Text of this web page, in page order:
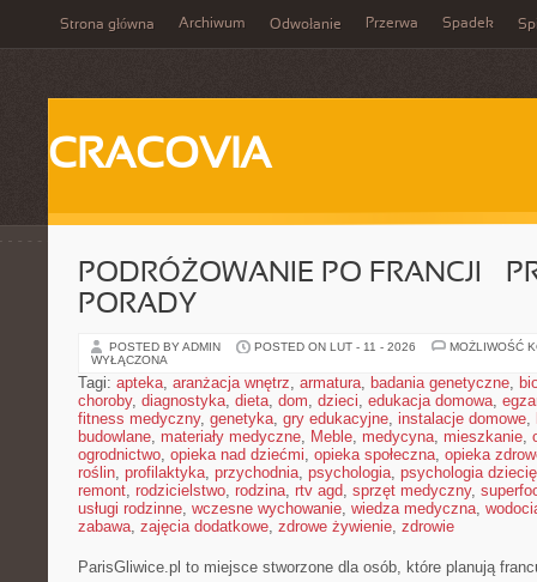
Strona główna Archiwum Odwołanie Przerwa Spadek
CRACOVIA
PODRÓŻOWANIE PO FRANCJI –
PORADY
POSTED BY ADMIN POSTED ON LUT - 11 - 2026
MOŻLIWOŚĆ
WYŁĄCZONA
Tagi: apteka, aranżacja wnętrz, armatura, badania genetyczne,
choroby, diagnostyka, dieta, dom, dzieci, edukacja domowa,
fitness medyczny, genetyka, gry edukacyjne, instalacje domowe,
budowlane, materiały medyczne, Meble, medycyna, mieszkanie,
ogrodnictwo, opieka nad dziećmi, opieka społeczna, opieka
roślin, profilaktyka, przychodnia, psychologia, psychologia
remont, rodzicielstwo, rodzina, rtv agd, sprzęt medyczny,
usługi rodzinne, wczesne wychowanie, wiedza medyczna,
zabawa, zajęcia dodatkowe, zdrowe żywienie, zdrowie
ParisGliwice.pl to miejsce stworzone dla osób, które planują